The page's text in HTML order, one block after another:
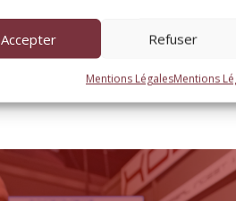
Accepter Refuser
Mentions LégalesMentions